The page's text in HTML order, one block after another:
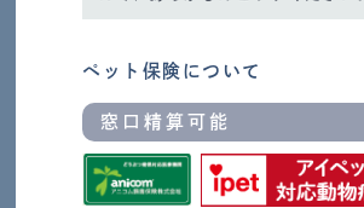
ペット保険について
窓口精算可能